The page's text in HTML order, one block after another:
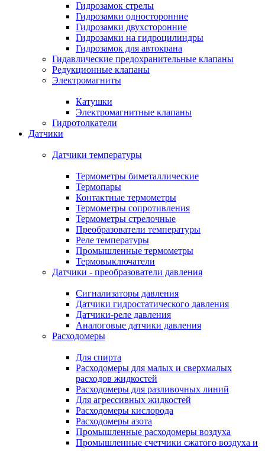
Гидрозамок стрелы
Гидрозамки односторонние
Гидрозамки двухсторонние
Гидрозамки на гидроцилиндры
Гидрозамок для автокрана
Гидавлические предохранительные клапаны
Редукционные клапаны
Электромагниты
Катушки
Электромагнитные клапаны
Гидротолкатели
Датчики
Датчики температуры
Термометры биметаллические
Термопары
Контактные термометры
Термометры сопротивления
Термометры стрелочные
Преобразователи температуры
Реле температуры
Промышленные термометры
Термовыключатели
Датчики - преобразователи давления
Сигнализаторы давления
Датчики гидростатического давления
Датчики-реле давления
Аналоговые датчики давления
Расходомеры
Для спирта
Расходомеры для малых и сверхмалых
расходов жидкостей
Расходомеры для разливочных линий
Для агрессивных жидкостей
Расходомеры кислорода
Расходомеры азота
Промышленные расходомеры воздуха
Промышленные счетчики сжатого воздуха и